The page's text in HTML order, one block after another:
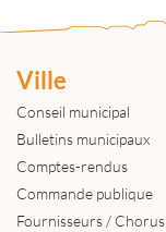
Ville
Conseil municipal
Bulletins municipaux
Comptes-rendus
Commande publique
Fournisseurs /